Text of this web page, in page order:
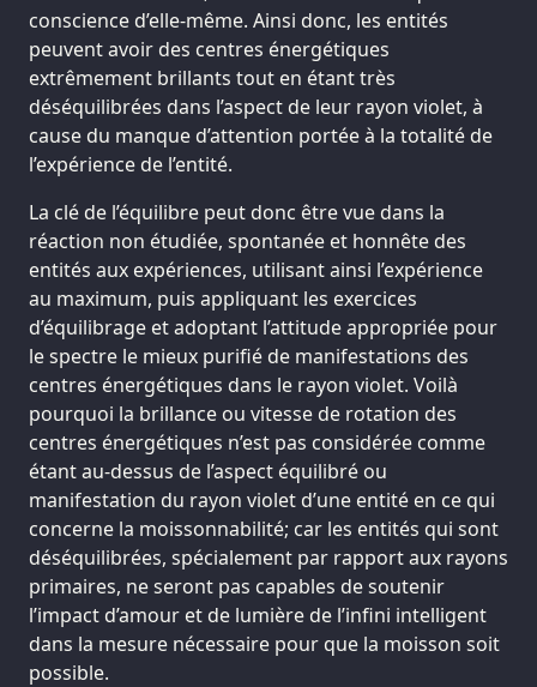
conscience d’elle-même. Ainsi donc, les entités
peuvent avoir des centres énergétiques
extrêmement brillants tout en étant très
déséquilibrées dans l’aspect de leur rayon violet, à
cause du manque d’attention portée à la totalité de
l’expérience de l’entité.
La clé de l’équilibre peut donc être vue dans la
réaction non étudiée, spontanée et honnête des
entités aux expériences, utilisant ainsi l’expérience
au maximum, puis appliquant les exercices
d’équilibrage et adoptant l’attitude appropriée pour
le spectre le mieux purifié de manifestations des
centres énergétiques dans le rayon violet. Voilà
pourquoi la brillance ou vitesse de rotation des
centres énergétiques n’est pas considérée comme
étant au-dessus de l’aspect équilibré ou
manifestation du rayon violet d’une entité en ce qui
concerne la moissonnabilité; car les entités qui sont
déséquilibrées, spécialement par rapport aux rayons
primaires, ne seront pas capables de soutenir
l’impact d’amour et de lumière de l’infini intelligent
dans la mesure nécessaire pour que la moisson soit
possible.